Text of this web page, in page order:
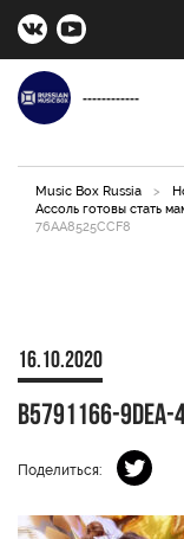
------------
Music Box Russia >
Ассоль готовы стать
76AA8525CCF8
16.10.2020
B5791166-
Поделиться: